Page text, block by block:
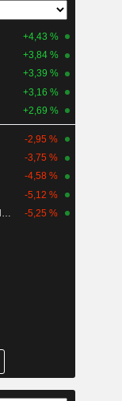
+4,43 %
+3,84 %
+3,39 %
+3,16 %
+2,69 %
-2,95 %
-3,75 %
-4,58 %
-5,12 %
-5,25 %